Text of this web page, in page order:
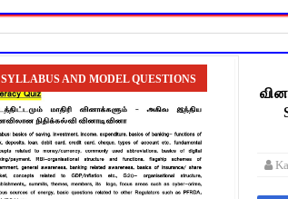
SYLLABUS AND MODEL QUESTIONS